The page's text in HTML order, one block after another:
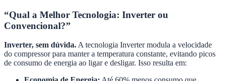
“Qual a Melhor Tecnologia: Inverter ou
Convencional?”
Inverter, sem dúvida. A tecnologia Inverter modula a velocidade
do compressor para manter a temperatura constante, evitando picos
de consumo de energia ao ligar e desligar. Isso resulta em: